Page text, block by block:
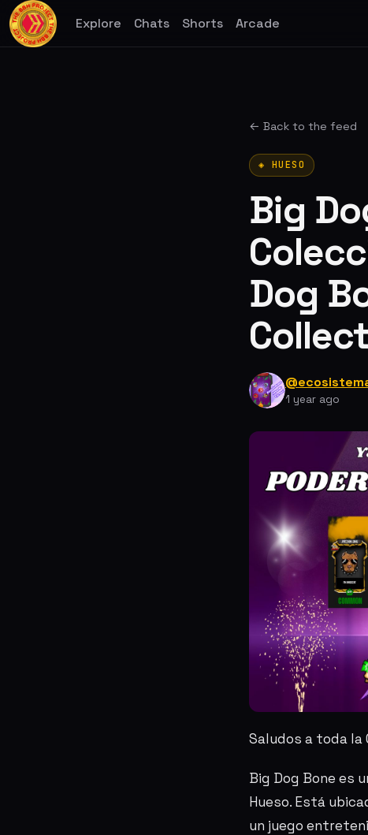
Explore Chats Shorts Arcade
← Back to the feed
◈ HUESO
Big
Dog
1 year ago
Saludos a toda la
Big Dog Bone es
Hueso. Está
un juego